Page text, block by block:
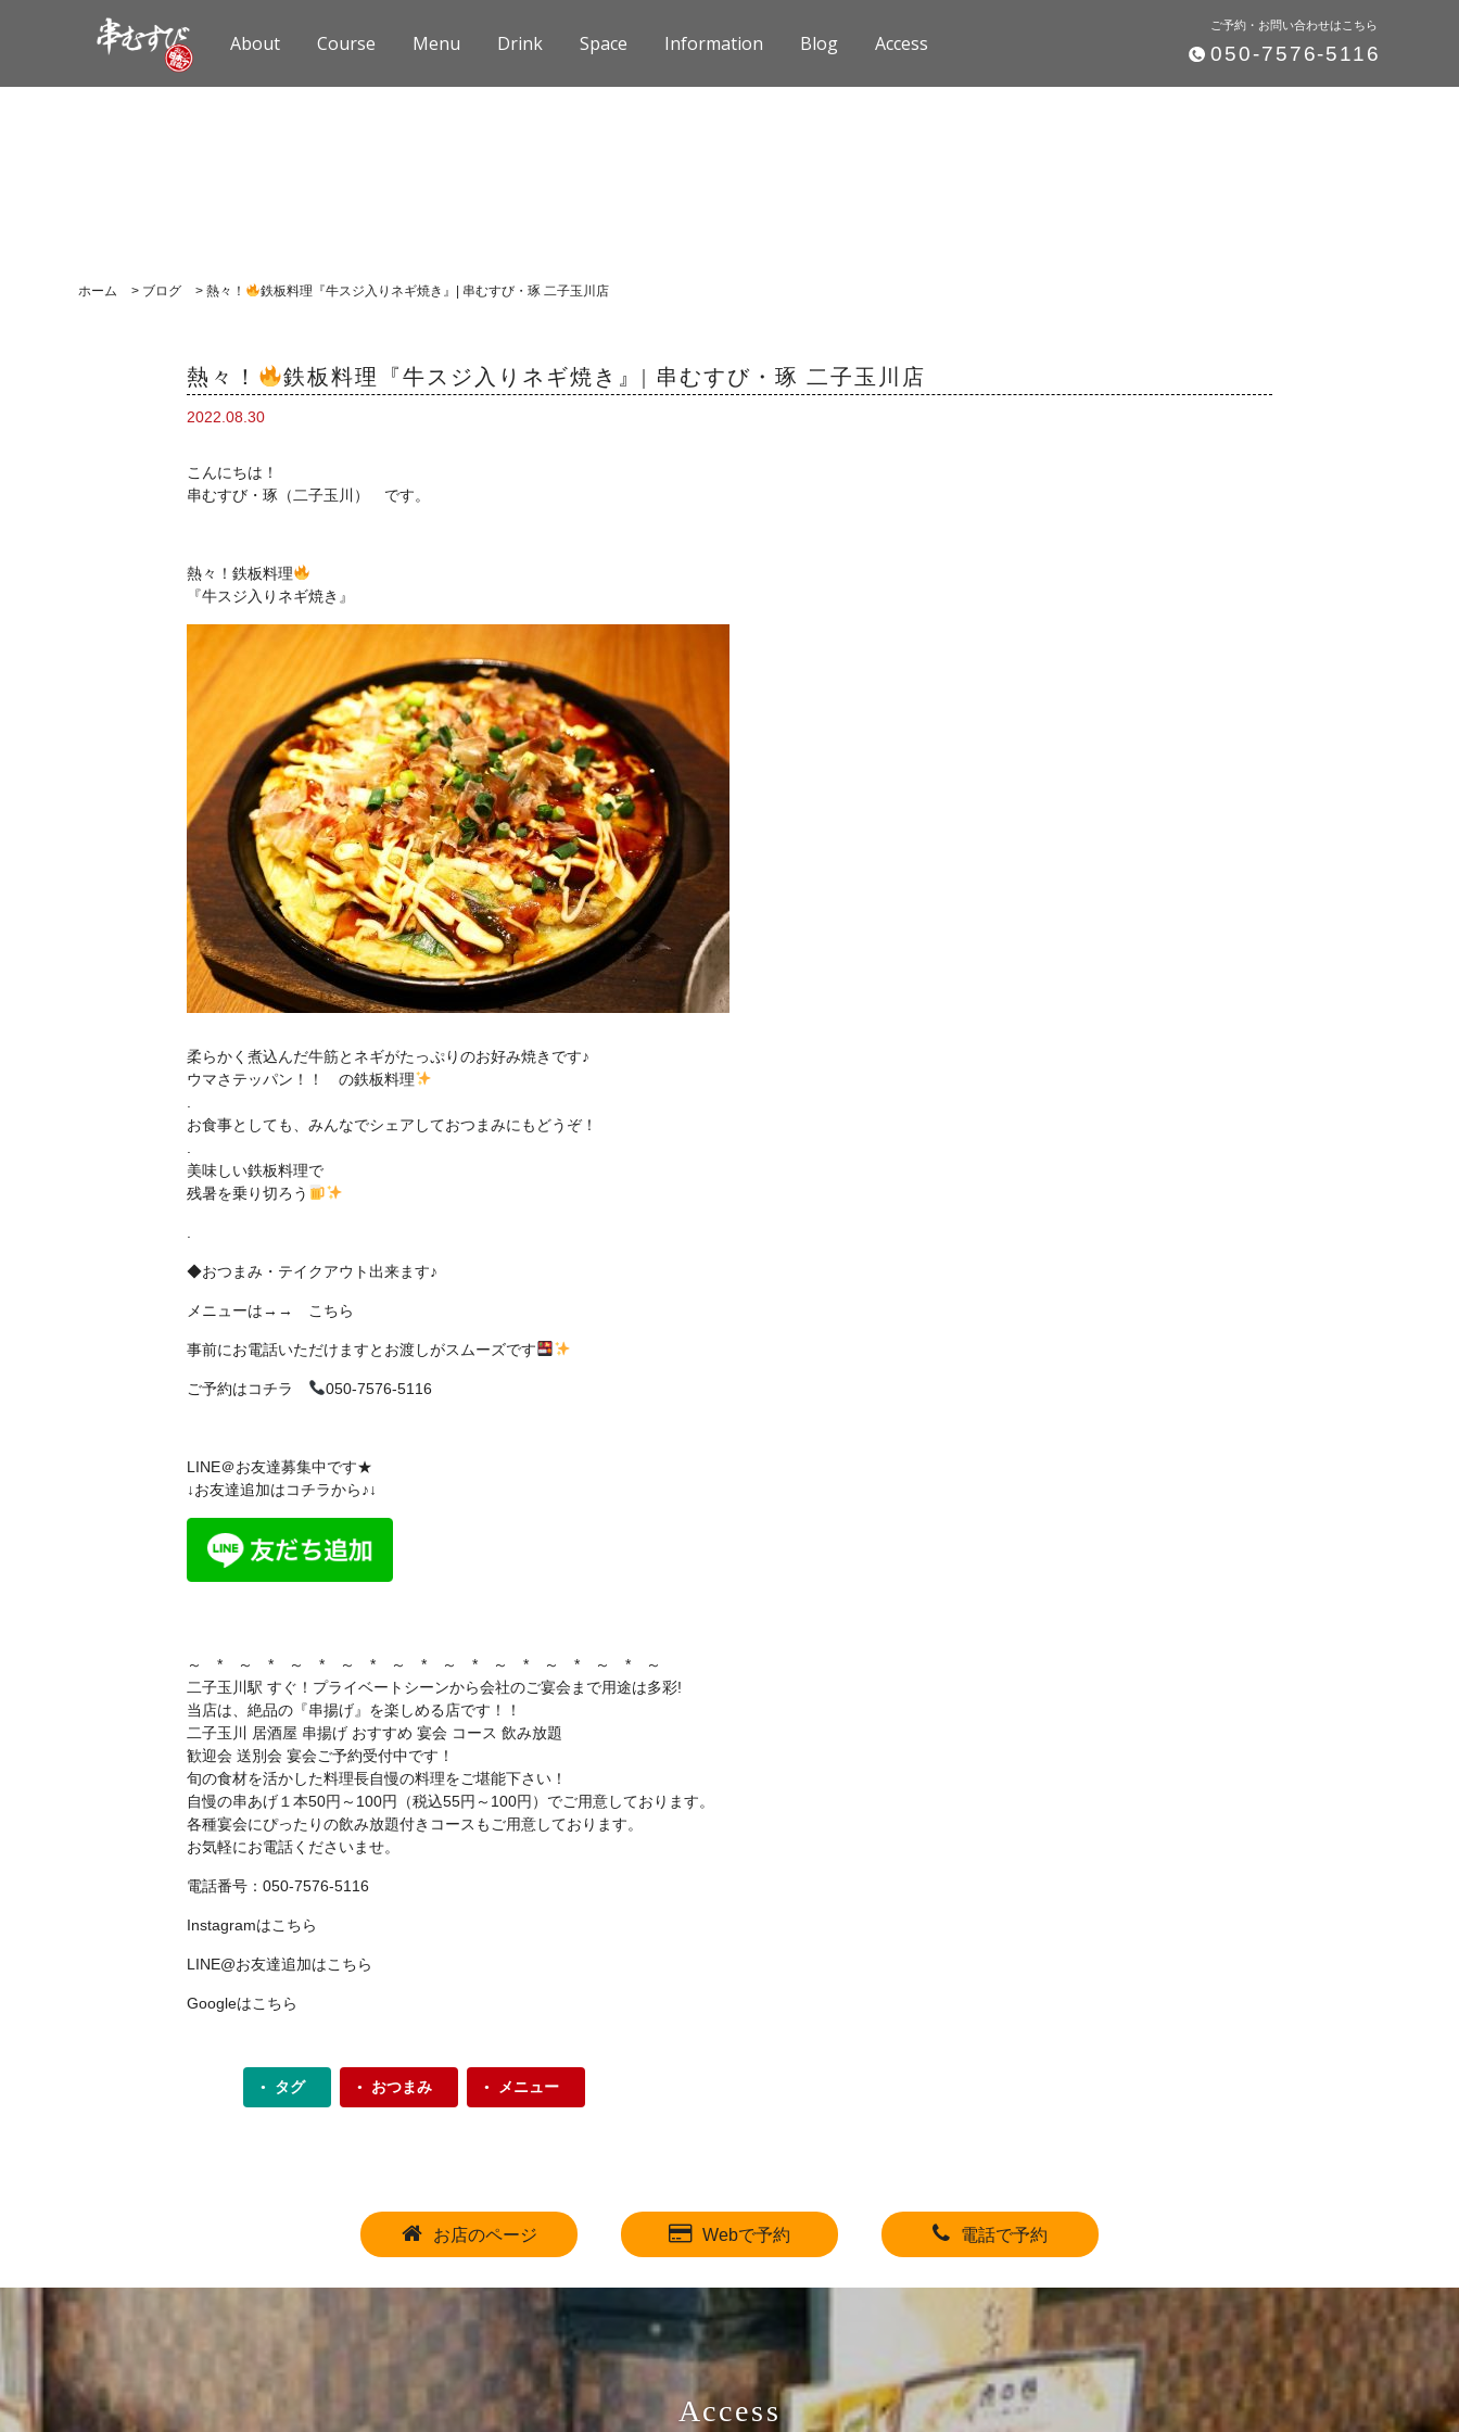
About Course Menu Drink Space Information Blog Access
ご予約・お問い合わせはこちら
050-7576-5116
ホーム > ブログ > 熱々！ 鉄板料理『牛スジ入りネギ焼き』| 串むすび・琢 二子玉川店
熱々！ 鉄板料理『牛スジ入りネギ焼き』| 串むすび・琢 二子玉川店
2022.08.30
こんにちは！
串むすび・琢（二子玉川） です。
熱々！鉄板料理
『牛スジ入りネギ焼き』
柔らかく煮込んだ牛筋とネギがたっぷりのお好み焼きです♪
ウマさテッパン！！ の鉄板料理
お食事としても、みんなでシェアしておつまみにもどうぞ！
美味しい鉄板料理で
残暑を乗り切ろう
◆おつまみ・テイクアウト出来ます♪
メニューは→→ こちら
事前にお電話いただけますとお渡しがスムーズです
ご予約はコチラ 050-7576-5116
LINE＠お友達募集中です★
↓お友達追加はコチラから♪↓
～ * ～ * ～ * ～ * ～ * ～ * ～ * ～ * ～ * ～
二子玉川駅 すぐ！プライベートシーンから会社のご宴会まで用途は多彩!
当店は、絶品の『串揚げ』を楽しめる店です！！
二子玉川 居酒屋 串揚げ おすすめ 宴会 コース 飲み放題
歓迎会 送別会 宴会ご予約受付中です！
旬の食材を活かした料理長自慢の料理をご堪能下さい！
自慢の串あげ１本50円～100円（税込55円～100円）でご用意しております。
各種宴会にぴったりの飲み放題付きコースもご用意しております。
お気軽にお電話くださいませ。
電話番号：050-7576-5116
Instagramはこちら
LINE@お友達追加はこちら
Googleはこちら
タグ おつまみ メニュー
お店のページ Webで予約 電話で予約
Access